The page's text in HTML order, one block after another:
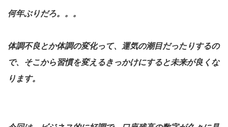
何年ぶりだろ。。。
体調不良とか体調の変化って、運気の潮目だったりするの
で、そこから習慣を変えるきっかけにすると未来が良くな
ります。